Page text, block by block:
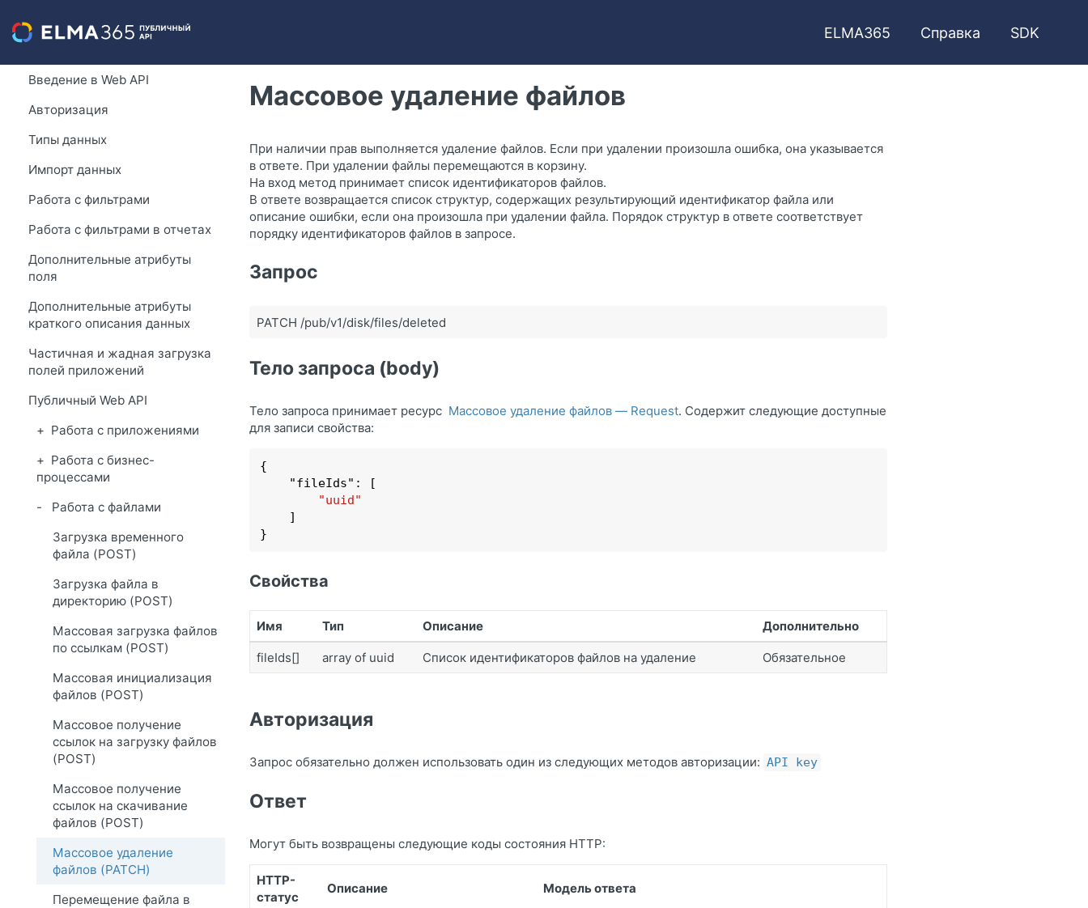
ELMA365 Справка SDK
Введение в Web API
Авторизация
Типы данных
Импорт данных
Работа с фильтрами
Работа с фильтрами в отчетах
Дополнительные атрибуты
поля
Дополнительные атрибуты
краткого описания данных
Частичная и жадная загрузка
полей приложений
Публичный Web API
Работа с приложениями
Работа с бизнес-
процессами
Работа с файлами
Загрузка временного
файла (POST)
Загрузка файла в
директорию (POST)
Массовая загрузка файлов
по ссылкам (POST)
Массовая инициализация
файлов (POST)
Массовое получение
ссылок на загрузку файлов
(POST)
Массовое получение
ссылок на скачивание
файлов (POST)
Массовое удаление
файлов (PATCH)
Перемещение файла в
Массовое удаление файлов
При наличии прав выполняется удаление файлов. Если при удалении произошла ошибка, она указывается
в ответе. При удалении файлы перемещаются в корзину.
На вход метод принимает список идентификаторов файлов.
В ответе возвращается список структур, содержащих результирующий идентификатор файла или
описание ошибки, если она произошла при удалении файла. Порядок структур в ответе соответствует
порядку идентификаторов файлов в запросе.
Запрос
PATCH /pub/v1/disk/files/deleted
Тело запроса (body)
Тело запроса принимает ресурс Массовое удаление файлов — Request. Содержит следующие доступные
для записи свойства:
{
    "
fileIds":
[
"uuid"
    ]
}
Свойства
Имя Тип Описание Дополнительно
fileIds[] array of uuid Список идентификаторов файлов на удаление Обязательное
Авторизация
Запрос обязательно должен использовать один из следующих методов авторизации: API key
Ответ
Могут быть возвращены следующие коды состояния HTTP:
HTTP-
статус
Описание Модель ответа